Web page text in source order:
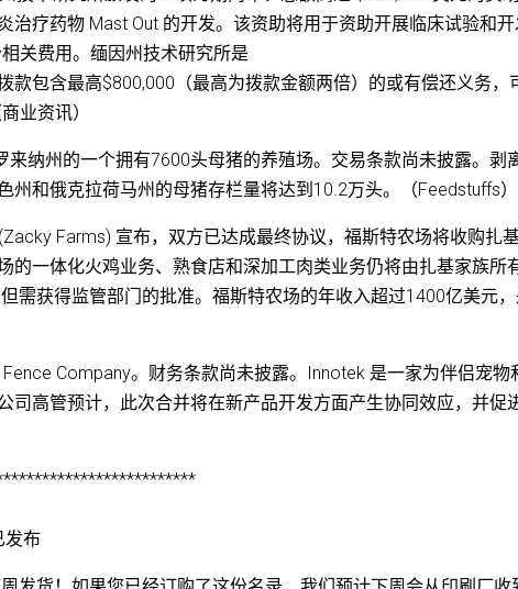
治疗药物 Mast Out 的开发。该资助将用于资助开展临床试验和开
关费用。缅因州技术研究所是
款包含最高$800,000（最高为拨款金额两倍）的或有偿还义务，
业资讯）
纳州的一个拥有7600头母猪的养殖场。交易条款尚未披露。剥
和俄克拉荷马州的母猪存栏量将达到10.2万头。（Feedstuffs）
Farms) 宣布，双方已达成最终协议，福斯特农场将收购扎
的一体化火鸡业务、熟食店和深加工肉类业务仍将由扎基家族所
需获得监管部门的批准。福斯特农场的年收入超过1400亿美元
Company。财务条款尚未披露。Innotek 是一家为伴侣宠物
司高管预计，此次合并将在新产品开发方面产生协同效应，并促
布